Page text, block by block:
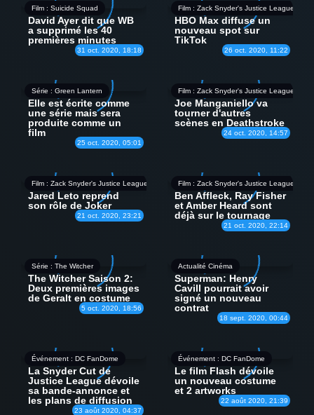
Film : Suicide Squad
31 oct. 2020, 18:18
David Ayer dit que WB
a supprimé les 40
premières minutes
Film : Zack Snyder's Justice League
26 oct. 2020, 11:22
HBO Max diffuse un
nouveau spot sur
TikTok
Série : Green Lantern
25 oct. 2020, 05:01
Elle est écrite comme
une série mais sera
produite comme un
film
Film : Zack Snyder's Justice League
24 oct. 2020, 14:57
Joe Manganiello va
tourner d'autres
scènes en Deathstroke
Film : Zack Snyder's Justice League
21 oct. 2020, 23:21
Jared Leto reprend
son rôle de Joker
Film : Zack Snyder's Justice League
21 oct. 2020, 22:14
Ben Affleck, Ray Fisher
et Amber Heard sont
déjà sur le tournage
Série : The Witcher
5 oct. 2020, 18:56
The Witcher Saison 2:
Deux premières images
de Geralt en costume
Actualité Cinéma
18 sept. 2020, 00:44
Superman: Henry
Cavill pourrait avoir
signé un nouveau
contrat
Événement : DC FanDome
23 août 2020, 04:37
La Snyder Cut de
Justice League dévoile
sa bande-annonce et
les plans de diffusion
Événement : DC FanDome
22 août 2020, 21:39
Le film Flash dévoile
un nouveau costume
et 2 artworks